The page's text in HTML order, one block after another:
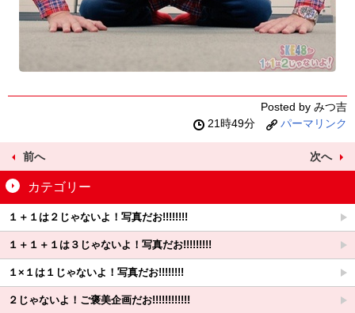
Posted by みつ吉
21時49分
パーマリンク
前へ 次へ
カテゴリー
１＋１は２じゃないよ！写真だお!!!!!!!!
１＋１＋１は３じゃないよ！写真だお!!!!!!!!!
１×１は１じゃないよ！写真だお!!!!!!!!
２じゃないよ！ご褒美企画だお!!!!!!!!!!!!